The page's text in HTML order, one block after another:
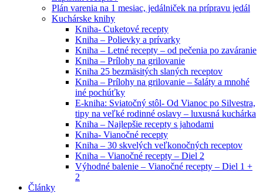
Plán varenia na 1 mesiac, jedálniček na prípravu jedál
Kuchárske knihy
Kniha- Cuketové recepty
Kniha – Polievky a prívarky
Kniha – Letné recepty – od pečenia po zaváranie
Kniha – Prílohy na grilovanie
Kniha 25 bezmäsitých slaných receptov
Kniha – Prílohy na grilovanie – šaláty a mnohé
iné pochúťky
E-kniha: Sviatočný stôl- Od Vianoc po Silvestra,
tipy na veľké rodinné oslavy – luxusná kuchárka
Kniha – Najlepšie recepty s jahodami
Kniha- Vianočné recepty
Kniha – 30 skvelých veľkonočných receptov
Kniha – Vianočné recepty – Diel 2
Výhodné balenie – Vianočné recepty – Diel 1 +
2
Články